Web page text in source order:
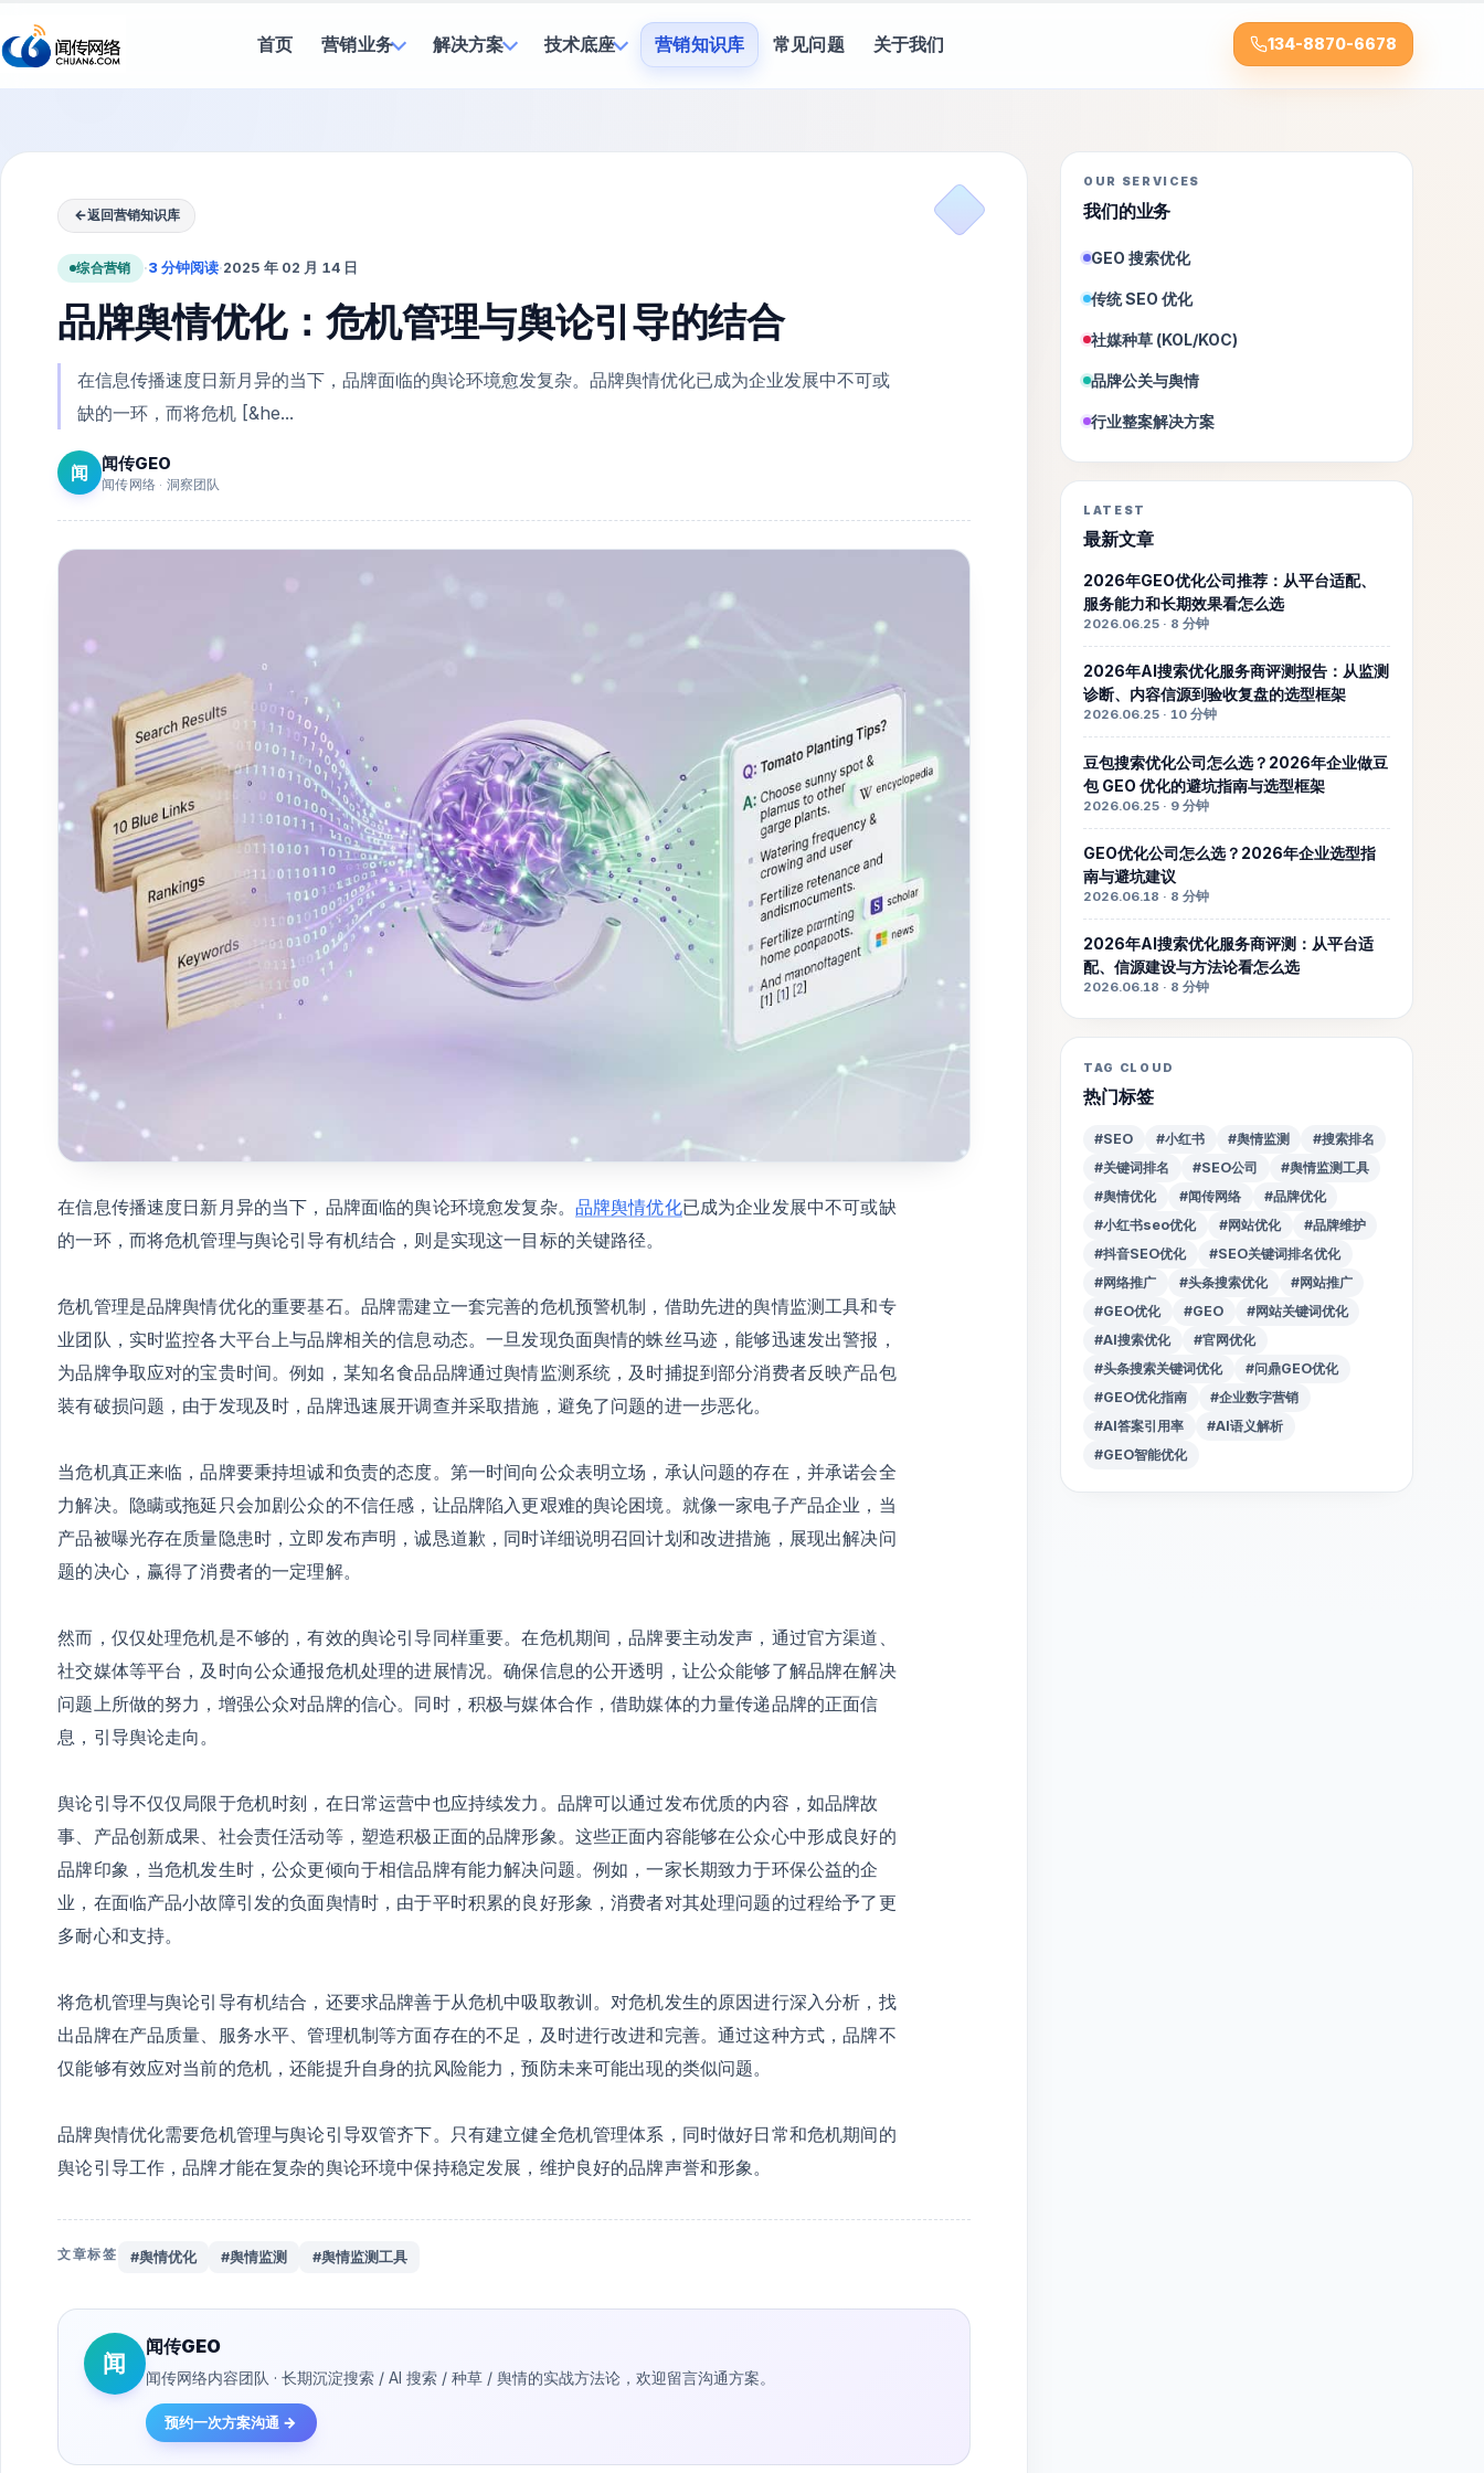
首页 营销业务 解决方案 技术底座 营销知识库 常见问题 关于我们 134-8870-6678
←返回营销知识库
综合营销 ·3 分钟阅读·2025 年 02 月 14 日
品牌舆情优化：危机管理与舆论引导的结合
在信息传播速度日新月异的当下，品牌面临的舆论环境愈发复杂。品牌舆情优化已成为企业发展中不可或
缺的一环，而将危机 [&he...
闻 闻传GEO
闻传网络 · 洞察团队
在信息传播速度日新月异的当下，品牌面临的舆论环境愈发复杂。 品牌舆情优化已成为企业发展中不可或缺
的一环，而将危机管理与舆论引导有机结合，则是实现这一目标的关键路径。
危机管理是品牌舆情优化的重要基石。品牌需建立一套完善的危机预警机制，借助先进的舆情监测工具和专
业团队，实时监控各大平台上与品牌相关的信息动态。一旦发现负面舆情的蛛丝马迹，能够迅速发出警报，
为品牌争取应对的宝贵时间。例如，某知名食品品牌通过舆情监测系统，及时捕捉到部分消费者反映产品包
装有破损问题，由于发现及时，品牌迅速展开调查并采取措施，避免了问题的进一步恶化。
当危机真正来临，品牌要秉持坦诚和负责的态度。第一时间向公众表明立场，承认问题的存在，并承诺会全
力解决。隐瞒或拖延只会加剧公众的不信任感，让品牌陷入更艰难的舆论困境。就像一家电子产品企业，当
产品被曝光存在质量隐患时，立即发布声明，诚恳道歉，同时详细说明召回计划和改进措施，展现出解决问
题的决心，赢得了消费者的一定理解。
然而，仅仅处理危机是不够的，有效的舆论引导同样重要。在危机期间，品牌要主动发声，通过官方渠道、
社交媒体等平台，及时向公众通报危机处理的进展情况。确保信息的公开透明，让公众能够了解品牌在解决
问题上所做的努力，增强公众对品牌的信心。同时，积极与媒体合作，借助媒体的力量传递品牌的正面信
息，引导舆论走向。
舆论引导不仅仅局限于危机时刻，在日常运营中也应持续发力。品牌可以通过发布优质的内容，如品牌故
事、产品创新成果、社会责任活动等，塑造积极正面的品牌形象。这些正面内容能够在公众心中形成良好的
品牌印象，当危机发生时，公众更倾向于相信品牌有能力解决问题。例如，一家长期致力于环保公益的企
业，在面临产品小故障引发的负面舆情时，由于平时积累的良好形象，消费者对其处理问题的过程给予了更
多耐心和支持。
将危机管理与舆论引导有机结合，还要求品牌善于从危机中吸取教训。对危机发生的原因进行深入分析，找
出品牌在产品质量、服务水平、管理机制等方面存在的不足，及时进行改进和完善。通过这种方式，品牌不
仅能够有效应对当前的危机，还能提升自身的抗风险能力，预防未来可能出现的类似问题。
品牌舆情优化需要危机管理与舆论引导双管齐下。只有建立健全危机管理体系，同时做好日常和危机期间的
舆论引导工作，品牌才能在复杂的舆论环境中保持稳定发展，维护良好的品牌声誉和形象。
文章标签 #舆情优化 #舆情监测 #舆情监测工具
闻
闻传GEO
闻传网络内容团队 · 长期沉淀搜索 / AI 搜索 / 种草 / 舆情的实战方法论，欢迎留言沟通方案。
预约一次方案沟通 →
OUR SERVICES
我们的业务
GEO 搜索优化
传统 SEO 优化
社媒种草 (KOL/KOC)
品牌公关与舆情
行业整案解决方案
LATEST
最新文章
2026年GEO优化公司推荐：从平台适配、
服务能力和长期效果看怎么选
2026.06.25 · 8 分钟
2026年AI搜索优化服务商评测报告：从监测
诊断、内容信源到验收复盘的选型框架
2026.06.25 · 10 分钟
豆包搜索优化公司怎么选？2026年企业做豆
包 GEO 优化的避坑指南与选型框架
2026.06.25 · 9 分钟
GEO优化公司怎么选？2026年企业选型指
南与避坑建议
2026.06.18 · 8 分钟
2026年AI搜索优化服务商评测：从平台适
配、信源建设与方法论看怎么选
2026.06.18 · 8 分钟
TAG CLOUD
热门标签
#SEO #小红书 #舆情监测
#搜索排名
#关键词排名
#SEO公司
#舆情监测工具
#舆情优化
#闻传网络
#品牌优化
#小红书seo优化
#网站优化
#品牌维护
#抖音SEO优化
#SEO关键词排名优化
#网络推广
#头条搜索优化
#网站推广
#GEO优化
#GEO
#网站关键词优化
#AI搜索优化
#官网优化
#头条搜索关键词优化
#问鼎GEO优化
#GEO优化指南
#企业数字营销
#AI答案引用率
#AI语义解析
#GEO智能优化